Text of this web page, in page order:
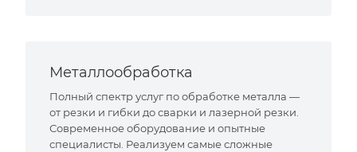
Металлообработка
Полный спектр услуг по обработке металла —
от резки и гибки до сварки и лазерной резки.
Современное оборудование и опытные
специалисты. Реализуем самые сложные